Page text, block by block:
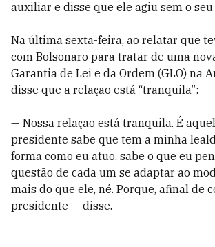
auxiliar e disse que ele agiu sem o
Na última sexta-feira, ao relatar que
com Bolsonaro para tratar de uma
Garantia de Lei e da Ordem (GLO) na
disse que a relação está “tranquila”:
— Nossa relação está tranquila. É
presidente sabe que tem a minha
forma como eu atuo, sabe o que eu
questão de cada um se adaptar ao
mais do que ele, né. Porque, afinal de
presidente — disse.